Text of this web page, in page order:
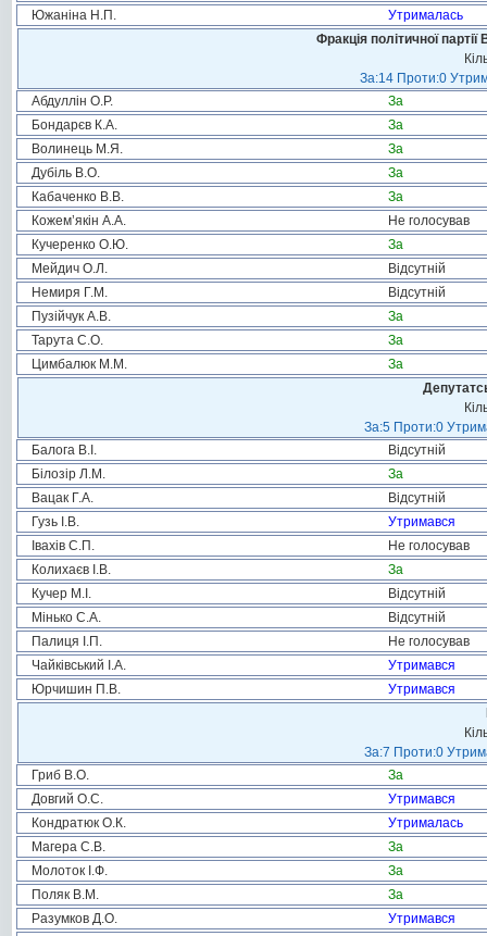
Южаніна Н.П.
Утрималась
Фракція політичної
За:14 Проти:0
Абдуллін О.Р.
За
Бондарєв К.А.
За
Волинець М.Я.
За
Дубіль В.О.
За
Кабаченко В.В.
За
Кожем’якін А.А.
Не голосував
Кучеренко О.Ю.
За
Мейдич О.Л.
Відсутній
Немиря Г.М.
Відсутній
Пузійчук А.В.
За
Тарута С.О.
За
Цимбалюк М.М.
За
За:5 Проти:0
Балога В.І.
Відсутній
Білозір Л.М.
За
Вацак Г.А.
Відсутній
Гузь І.В.
Утримався
Івахів С.П.
Не голосував
Колихаєв І.В.
За
Кучер М.І.
Відсутній
Мінько С.А.
Відсутній
Палиця І.П.
Не голосував
Чайківський І.А.
Утримався
Юрчишин П.В.
Утримався
За:7 Проти:0
Гриб В.О.
За
Довгий О.С.
Утримався
Кондратюк О.К.
Утрималась
Магера С.В.
За
Молоток І.Ф.
За
Поляк В.М.
За
Разумков Д.О.
Утримався